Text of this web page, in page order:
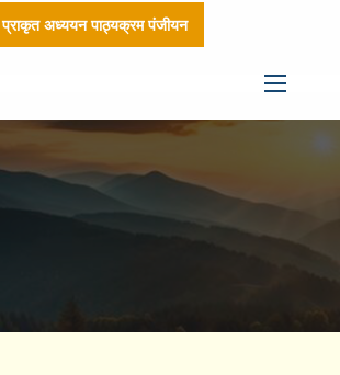
प्राकृत अध्ययन पाठ्यक्रम पंजीयन